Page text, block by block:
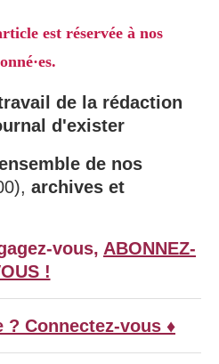
est réservée à nos
de la rédaction
d'exister
de nos
archives et
vous, ABONNEZ-
!
? Connectez-vous ♦